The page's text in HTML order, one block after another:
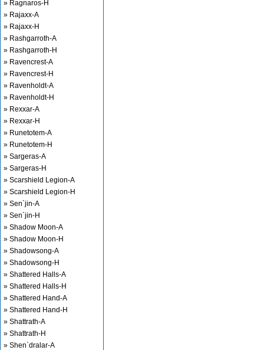
» Ragnaros-H
» Rajaxx-A
» Rajaxx-H
» Rashgarroth-A
» Rashgarroth-H
» Ravencrest-A
» Ravencrest-H
» Ravenholdt-A
» Ravenholdt-H
» Rexxar-A
» Rexxar-H
» Runetotem-A
» Runetotem-H
» Sargeras-A
» Sargeras-H
» Scarshield Legion-A
» Scarshield Legion-H
» Sen`jin-A
» Sen`jin-H
» Shadow Moon-A
» Shadow Moon-H
» Shadowsong-A
» Shadowsong-H
» Shattered Halls-A
» Shattered Halls-H
» Shattered Hand-A
» Shattered Hand-H
» Shattrath-A
» Shattrath-H
» Shen`dralar-A